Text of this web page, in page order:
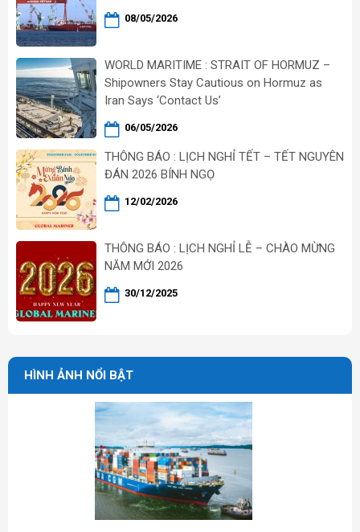
08/05/2026
WORLD MARITIME : STRAIT OF HORMUZ –
Shipowners Stay Cautious on Hormuz as
Iran Says ‘Contact Us’
06/05/2026
THÔNG BÁO : LỊCH NGHỈ TẾT – TẾT NGUYÊN
ĐÁN 2026 BÍNH NGỌ
12/02/2026
THÔNG BÁO : LỊCH NGHỈ LỄ – CHÀO MỪNG
NĂM MỚI 2026
30/12/2025
HÌNH ẢNH NỔI BẬT